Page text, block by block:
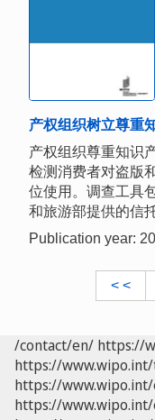
产权组织树立尊重
产权组织尊重知识
检测消费者对盗版
位使用。调查工具
和旅游部提供的信
Publication year:
< <
/contact/en/ https://
https://
https://
https://